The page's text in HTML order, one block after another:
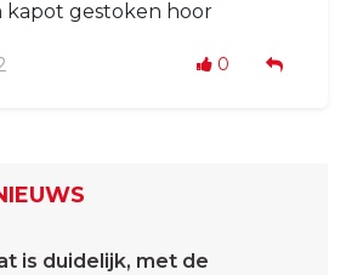
kapot gestoken hoor
0
is duidelijk, met de